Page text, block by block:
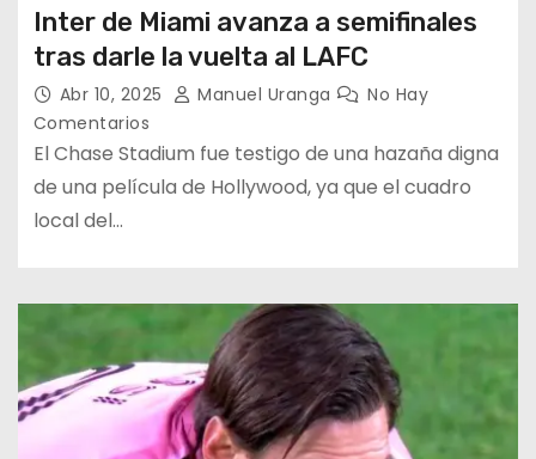
Inter de Miami avanza a semifinales
tras darle la vuelta al LAFC
Abr 10, 2025 Manuel Uranga
No Hay
Comentarios
El Chase Stadium fue testigo de una hazaña digna
de una película de Hollywood, ya que el cuadro
local del…